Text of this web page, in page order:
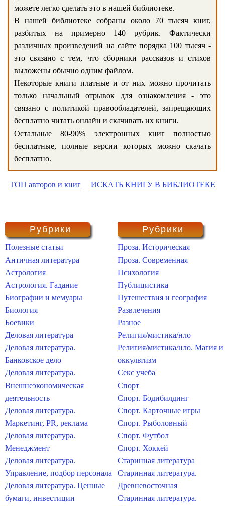
можете легко сделать это в нашей библиотеке.
В нашей библиотеке собраны около 70 тысяч книг,
разбитых на примерно 140 рубрик. Фактически
различных произведений на сайте порядка 100 тысяч -
это связано с тем, что сборники рассказов и стихов
выложены обычно одним файлом.
Некоторые книги платные и от них можно прочитать
только начальный отрывок для ознакомления - это
связано с политикой правообладателей, запрещающих
бесплатно читать онлайн и скачивать их книги.
Остальные 80-90% электронных книг полностью
бесплатные, полные версии которых можно скачать
бесплатно.
ТОП авторов и книг ИСКАТЬ КНИГУ В БИБЛИОТЕКЕ
Рубрики
Полезные статьи
Античная литература
Астрология
Астрология. Гадание
Биографии и мемуары
Биология
Боевики
Деловая литература
Деловая литература.
Банковское дело
Деловая литература.
Внешнеэкономическая
деятельность
Деловая литература.
Маркетинг, PR, реклама
Деловая литература.
Менеджмент
Деловая литература.
Управление, подбор персонала
Деловая литература. Ценные
бумаги, инвестиции
Рубрики
Проза. Историческая
Проза. Современная
Психология
Публицистика
Путешествия и география
Развлечения
Разное
Религия/мистика/нло
Религия/мистика/нло. Магия и
оккультизм
Секс учеба
Спорт
Спорт. Бодибилдинг
Спорт. Карточные игры
Спорт. Рыболовный
Спорт. Футбол
Спорт. Хоккей
Старинная литература
Старинная литература.
Древневосточная
Старинная литература.